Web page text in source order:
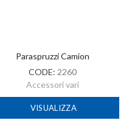
Paraspruzzi Camion
CODE: 2260
Accessori vari
VISUALIZZA